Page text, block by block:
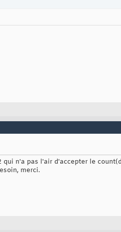
qui n'a pas l'air d'accepter le
merci.